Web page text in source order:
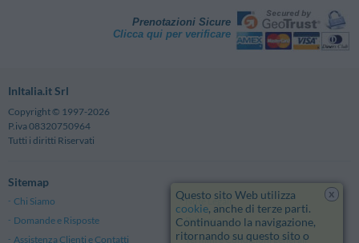
Prenotazioni Sicure
Clicca qui per verificare
InItalia.it Srl
Copyright © 1997-2026
P.iva 08320750964
Tutti i diritti Riservati
Sitemap
Chi Siamo
Note Legali
Domande e Risposte
Privacy
Assistenza Clienti e Contatti
Termini e Condizioni generali
x
Questo sito Web utilizza
cookie, anche di terze parti.
Continuando la navigazione,
ritornando su questo sito o